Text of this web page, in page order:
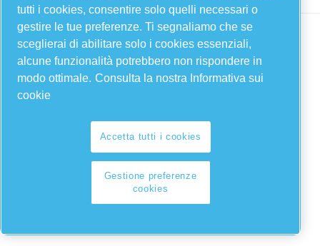
Legal & Privacy Notices
Gestione preferenze cookies
tutti i cookies, consentire solo quelli necessari o
gestire le tue preferenze. Ti segnaliamo che se
sceglierai di abilitare solo i cookies essenziali,
alcune funzionalità potrebbero non rispondere in
modo ottimale. Consulta la nostra Informativa sui
cookie
Accetta tutti i cookies
Gestione preferenze
cookies